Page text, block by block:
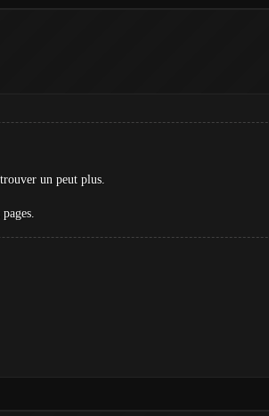
un peut plus.